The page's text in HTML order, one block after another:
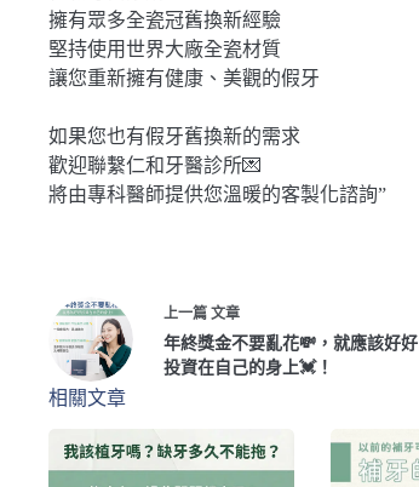
擁有眾多全瓷冠舊換新經驗
堅持使用世界大廠全瓷材質
讓您重新擁有健康、美觀的假牙
如果您也有假牙舊換新的需求
歡迎聯繫仁和牙醫診所💌
將由專科醫師提供您溫暖的客製化諮詢”
上一篇 文章
年終獎金不要亂花💸，就應該好好
投資在自己的身上💓！
相關文章